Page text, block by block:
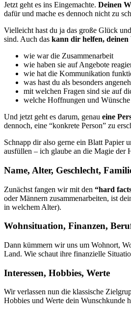
Jetzt geht es ins Eingemachte. Deinen
dafür und mache es dennoch nicht zu
Vielleicht hast du ja das große Glück
sind. Auch das kann dir helfen,
wie war die Zusammenarbeit
wie haben sie auf Angebote
wie hat die Kommunikation
was hast du als besonders
mit welchen Fragen sind sie auf
welche Hoffnungen und Wünsche
Und jetzt geht es darum, genau eine
dennoch, eine “konkrete Person” zu
Schnapp dir also gerne ein Blatt Papier
ausfüllen – ich glaube an die Magie der
Name, Alter, Geschlecht,
Zunächst fangen wir mit den “hard
oder Männern zusammenarbeiten, ist
in welchem Alter).
Wohnsituation, Finanzen,
Dann kümmern wir uns um Wohnort,
Land. Wie schaut ihre finanzielle
Interessen, Hobbies, Werte
Wir verlassen nun die klassische
Hobbies und Werte dein Wunschkunde